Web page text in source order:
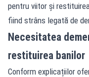
pentru viitor și
fiind strâns legată de
Necesitatea
restituirea banilor
Conform explicațiilor